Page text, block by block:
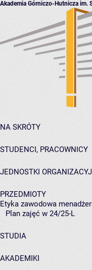
Akademia Górniczo-Hutnicza im.
NA SKRÓTY
STUDENCI, PRACOWNICY
JEDNOSTKI
PRZEDMIOTY
Etyka zawodowa
Plan zajęć w 24/25-L
STUDIA
AKADEMIKI